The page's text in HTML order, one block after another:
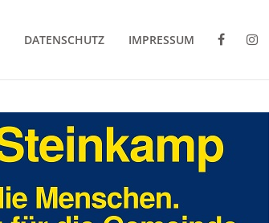
DATENSCHUTZ IMPRESSUM